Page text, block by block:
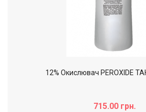
12% Окислювач PEROXIDE
715.00 грн.